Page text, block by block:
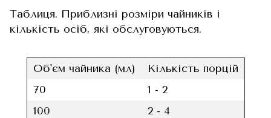
Таблиця. Приблизні розміри чайників і
кількість осіб, які обслуговуються.
Об'єм чайника (мл)
Кількість порцій
70
1 - 2
100
2 - 4